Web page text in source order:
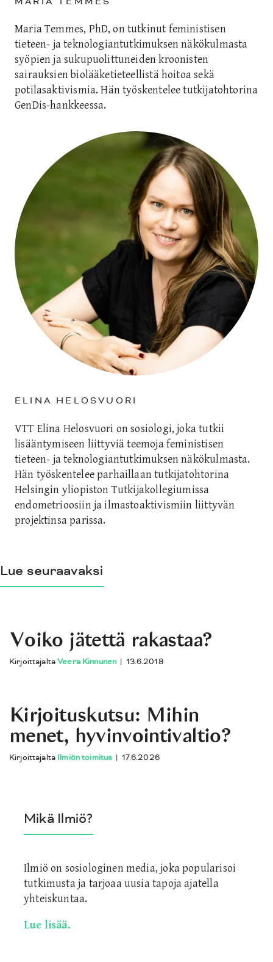
Mikä Ilmiö?
Ilmiö on sosiologinen media, joka popularisoi
tutkimusta ja tarjoaa uusia tapoja ajatella
yhteiskuntaa.
Lue lisää.
Maria Temmes, PhD, on tutkinut feministisen
tieteen- ja teknologiantutkimuksen näkökulmasta
syöpien ja sukupuolittuneiden kroonisten
sairauksien biolääketieteellistä hoitoa sekä
potilasaktivismia. Hän työskentelee tutkijatohtorina
GenDis-hankkeessa.
ELINA HELOSVUORI
VTT Elina Helosvuori on sosiologi, joka tutkii
lisääntymiseen liittyviä teemoja feministisen
tieteen- ja teknologiantutkimuksen näkökulmasta.
Hän työskentelee parhaillaan tutkijatohtorina
Helsingin yliopiston Tutkijakollegiumissa
endometrioosiin ja ilmastoaktivismiin liittyvän
projektinsa parissa.
Lue seuraavaksi
Voiko jätettä rakastaa?
KirjoittajaltaVeera Kinnunen | 13.6.2018
Kirjoituskutsu: Mihin
menet, hyvinvointivaltio?
Kirjoittajalta Ilmiön toimitus | 17.6.2026